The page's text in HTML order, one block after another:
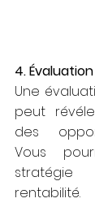
4.
Une
peut
des
Vous
rentabilité.